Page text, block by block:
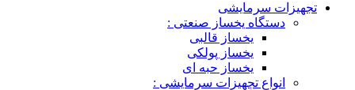
تجهیزات سرمایشی
دستگاه یخساز صنعتی :
یخساز قالبی
یخساز پولکی
یخساز حبه ای
انواع تجهیزات سرمایشی :